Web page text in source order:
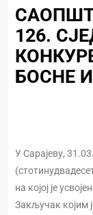
126.
БОСНЕ
У Сарајеву,
на којој је
Закључак којим